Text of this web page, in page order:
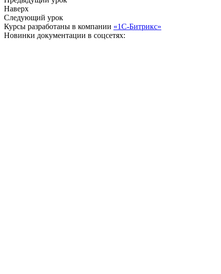
Наверх
Следующий урок
Курсы разработаны в компании «1С-Битрикс»
Новинки документации в соцсетях: